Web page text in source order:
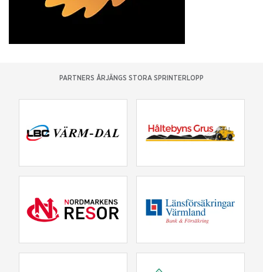
PARTNERS ÅRJÄNGS STORA SPRINTERLOPP